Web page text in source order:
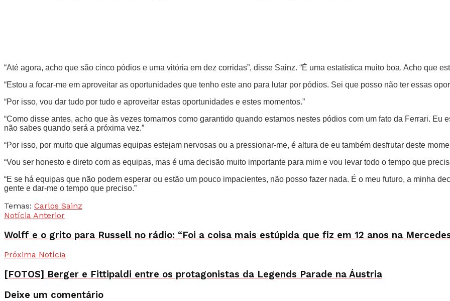
“Até agora, acho que são cinco pódios e uma vitória em dez corridas”, disse Sainz. “É uma estatística muito boa. Acho que
“Estou a focar-me em aproveitar as oportunidades que tenho este ano para lutar por pódios. Sei que posso não ter essas
“Por isso, vou dar tudo por tudo e aproveitar estas oportunidades e estes momentos.”
“Como disse antes, acho que às vezes tomamos como garantido quando estamos nestes pódios com um fato da Ferrari. Eu
não sabes quando será a próxima vez.”
“Por isso, por muito que algumas equipas estejam nervosas ou a pressionar-me, é altura de eu também desfrutar deste
“Vou ser honesto e direto com as equipas, mas é uma decisão muito importante para mim e vou levar todo o tempo que
“E se há equipas que não podem esperar ou estão um pouco impacientes, não posso fazer nada. É o meu futuro, a minha
gente e dar-me o tempo que preciso.”
Temas: Carlos Sainz
Notícia Anterior
Wolff e o grito para Russell no rádio: “Foi a coisa mais estúpida que fiz em 12 anos na
Próxima Notícia
[FOTOS] Berger e Fittipaldi entre os protagonistas da Legends Parade na Áustria
Deixe um comentário